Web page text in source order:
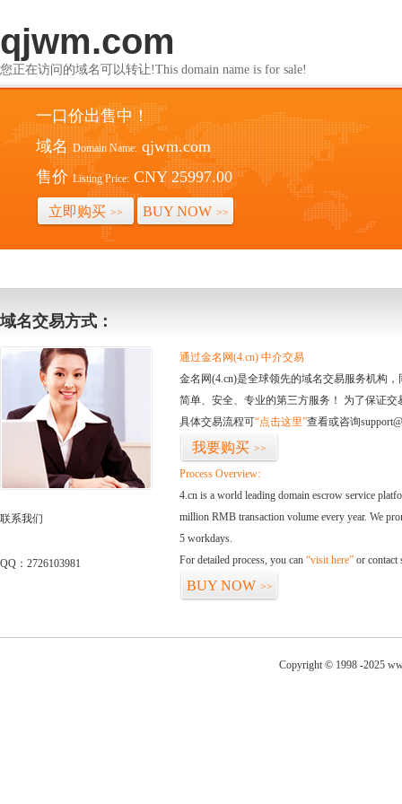
qjwm.com
您正在访问的域名可以转让!This domain name is for sale!
一口价出售中！
域名 Domain Name: qjwm.com
售价 Listing Price: CNY 25997.00
立即购买 >> BUY NOW >>
域名交易方式：
联系我们
QQ：2726103981
通过金名网(4.cn) 中介交易
金名网(4.cn)是全球领先的域名交易服务机构
简单、安全、专业的第三方服务！ 为了保证
具体交易流程可“点击这里”查看或咨询
我要购买 >>
Process Overview:
4.cn is a world leading domain escrow service
million RMB transaction volume every year. We
5 workdays.
For detailed process, you can “visit here” or contact
BUY NOW >>
Copyright © 1998 -2025